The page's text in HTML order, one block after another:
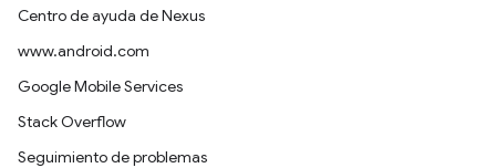
Centro de ayuda de Nexus
www.android.com
Google Mobile Services
Stack Overflow
Seguimiento de problemas